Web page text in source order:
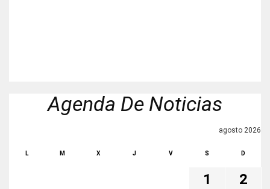
Agenda De Noticias
agosto 2026
L M X J V S D
1
2